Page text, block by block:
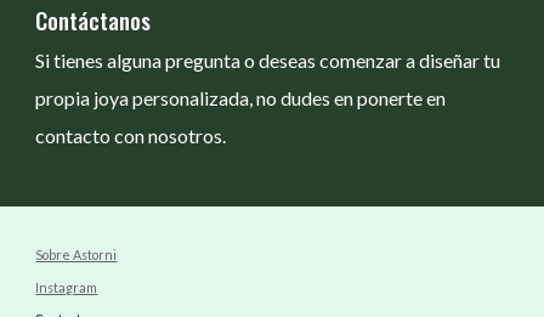
Contáctanos
Si tienes alguna pregunta o deseas comenzar a diseñar tu
propia joya personalizada, no dudes en ponerte en
contacto con nosotros.
Sobre Astorni
Instagram